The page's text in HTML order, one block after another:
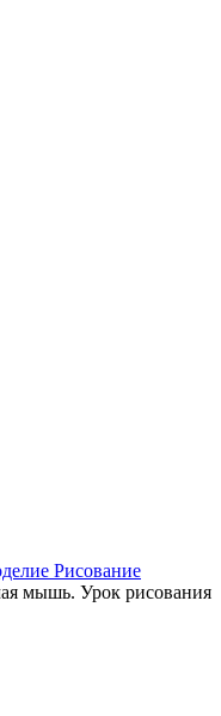
Рисование
мышь. Урок рисования